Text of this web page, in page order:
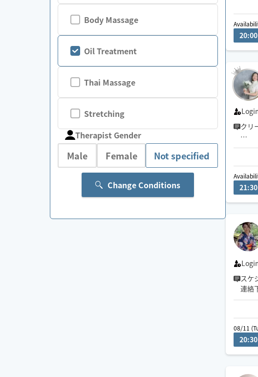
Body Massage
Oil Treatment
Thai Massage
Stretching
Therapist Gender
Male Female Not specified
Change Conditions
👍揉
にも
(全身
🧑‍🎓
日々
20:00
クリ
筋肉
痩
ごし
21:30
スケ
連絡
お話
写真
小さ
08/11
20:30